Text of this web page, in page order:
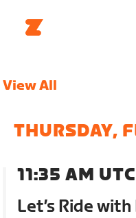
View All
THURSDAY,
11:35 AM UTC
Let’s Ride